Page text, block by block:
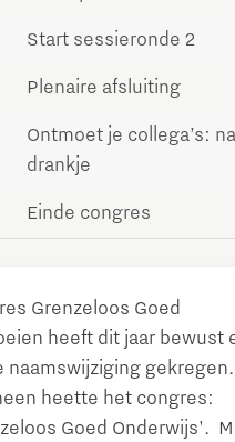
Start sessieronde 2
Plenaire afsluiting
Ontmoet je collega’s:
drankje
Einde congres
Grenzeloos Goed
heeft dit jaar bewust
naamswijziging gekregen.
heette het congres:
Goed Onderwijs'.